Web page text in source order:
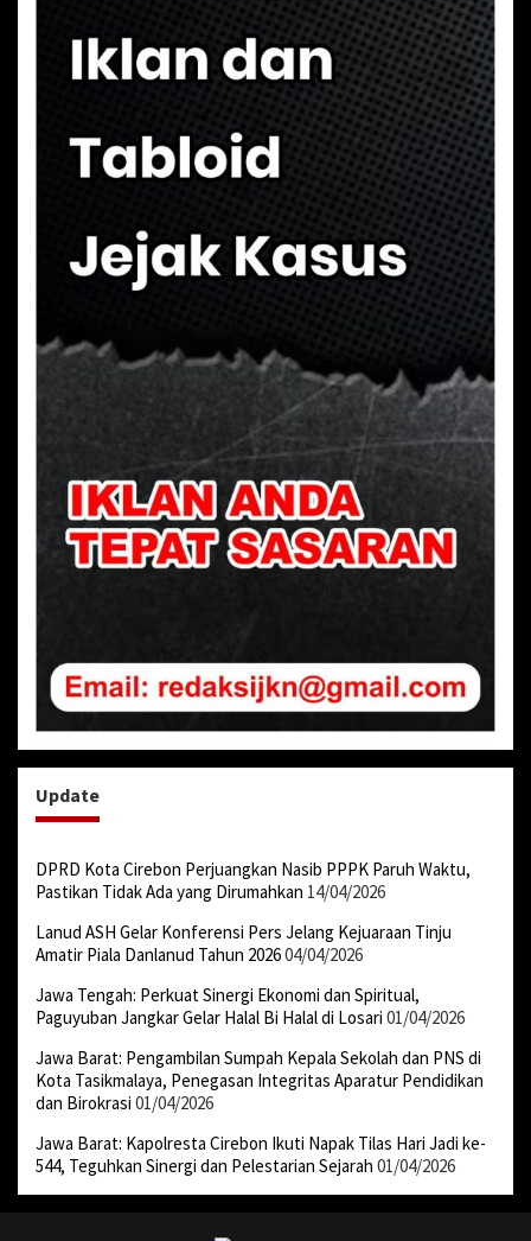
Update
DPRD Kota Cirebon Perjuangkan Nasib PPPK Paruh Waktu,
Pastikan Tidak Ada yang Dirumahkan 14/04/2026
Lanud ASH Gelar Konferensi Pers Jelang Kejuaraan Tinju
Amatir Piala Danlanud Tahun 202604/04/2026
Jawa Tengah: Perkuat Sinergi Ekonomi dan Spiritual,
Paguyuban Jangkar Gelar Halal Bi Halal di Losari 01/04/2026
Jawa Barat: Pengambilan Sumpah Kepala Sekolah dan PNS di
Kota Tasikmalaya, Penegasan Integritas Aparatur Pendidikan
dan Birokrasi 01/04/2026
Jawa Barat: Kapolresta Cirebon Ikuti Napak Tilas Hari Jadi ke-
544, Teguhkan Sinergi dan Pelestarian Sejarah 01/04/2026